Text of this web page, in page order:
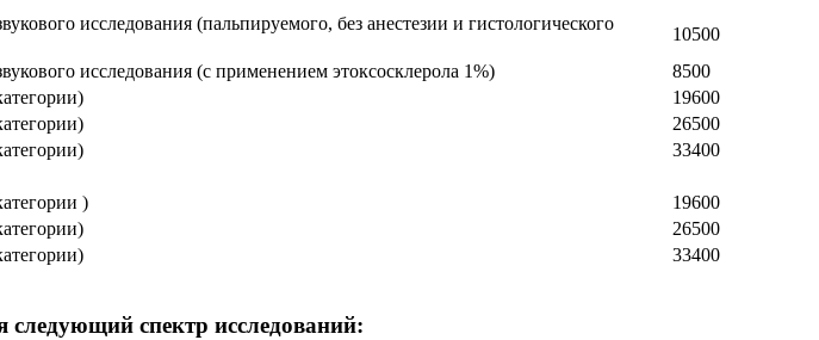
исследования (пальпируемого, без анестезии и гистологического
10500
исследования (с применением этоксосклерола 1%)
8500
19600
26500
33400
)
19600
26500
33400
следующий спектр исследований: